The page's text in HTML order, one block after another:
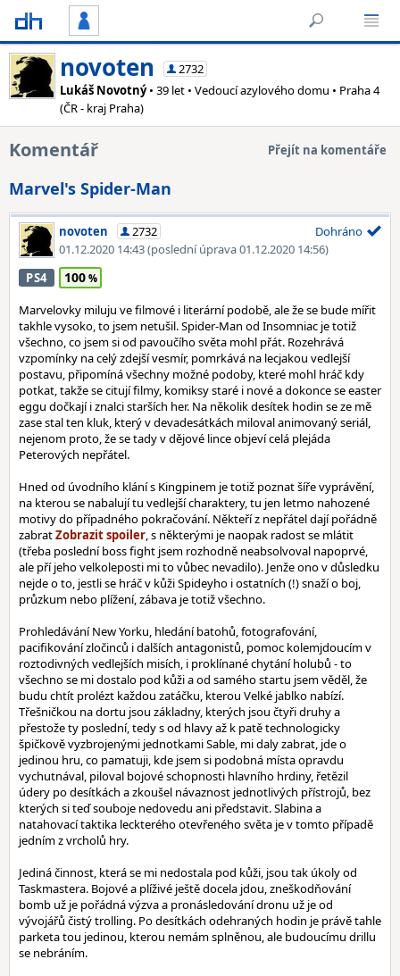
novoten
2732
Lukáš Novotný• 39 let • Vedoucí azylového domu • Praha 4
(ČR - kraj Praha)
Komentář Přejít na komentáře
Marvel's Spider-Man
novoten
2732
01.12.2020 14:43(poslední úprava 01.12.2020 14:56)
Dohráno
PS4 100
Marvelovky miluju ve filmové i literární podobě, ale že se bude mířit
takhle vysoko, to jsem netušil. Spider-Man od Insomniac je totiž
všechno, co jsem si od pavoučího světa mohl přát. Rozehrává
vzpomínky na celý zdejší vesmír, pomrkává na lecjakou vedlejší
postavu, připomíná všechny možné podoby, které mohl hráč kdy
potkat, takže se citují filmy, komiksy staré i nové a dokonce se easter
eggu dočkají i znalci starších her. Na několik desítek hodin se ze mě
zase stal ten kluk, který v devadesátkách miloval animovaný seriál,
nejenom proto, že se tady v dějové lince objeví celá plejáda
Peterových nepřátel.
Hned od úvodního klání s Kingpinem je totiž poznat šíře vyprávění,
na kterou se nabalují tu vedlejší charaktery, tu jen letmo nahozené
motivy do případného pokračování. Někteří z nepřátel dají pořádně
zabrat
, s některými je naopak radost se mlátit
(třeba poslední boss fight jsem rozhodně neabsolvoval napoprvé,
ale pří jeho velkoleposti mi to vůbec nevadilo). Jenže ono v důsledku
nejde o to, jestli se hráč v kůži Spideyho i ostatních (!) snaží o boj,
průzkum nebo plížení, zábava je totiž všechno.
Prohledávání New Yorku, hledání batohů, fotografování,
pacifikování zločinců i dalších antagonistů, pomoc kolemjdoucím v
roztodivných vedlejších misích, i proklínané chytání holubů - to
všechno se mi dostalo pod kůži a od samého startu jsem věděl, že
budu chtít prolézt každou zatáčku, kterou Velké jablko nabízí.
Třešničkou na dortu jsou základny, kterých jsou čtyři druhy a
přestože ty poslední, tedy s od hlavy až k patě technologicky
špičkově vyzbrojenými jednotkami Sable, mi daly zabrat, jde o
jedinou hru, co pamatuji, kde jsem si podobná místa opravdu
vychutnával, piloval bojové schopnosti hlavního hrdiny, řetězil
údery po desítkách a zkoušel návaznost jednotlivých přístrojů, bez
kterých si teď souboje nedovedu ani představit. Slabina a
natahovací taktika leckterého otevřeného světa je v tomto případě
jedním z vrcholů hry.
Jediná činnost, která se mi nedostala pod kůži, jsou tak úkoly od
Taskmastera. Bojové a plíživé ještě docela jdou, zneškodňování
bomb už je pořádná výzva a pronásledování dronu už je od
vývojářů čistý trolling. Po desítkách odehraných hodin je právě tahle
parketa tou jedinou, kterou nemám splněnou, ale budoucímu drillu
se nebráním.